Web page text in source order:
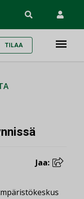
TILAA
Jaa: